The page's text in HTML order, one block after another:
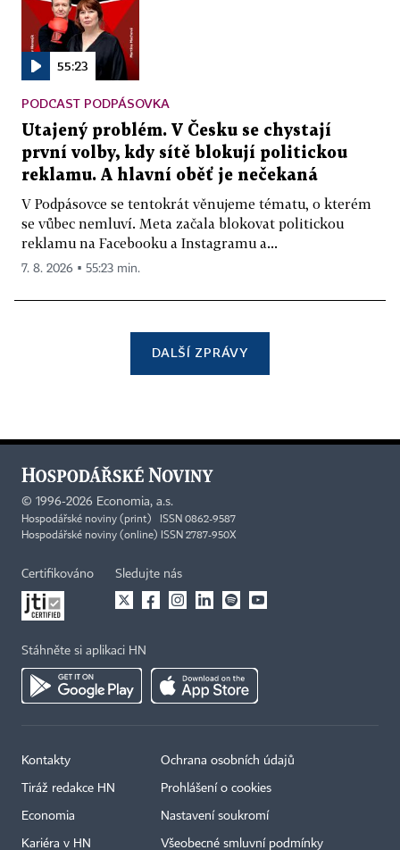
55:23
PODCAST PODPÁSOVKA
Utajený problém. V Česku se chystají
první volby, kdy sítě blokují politickou
reklamu. A hlavní oběť je nečekaná
V Podpásovce se tentokrát věnujeme tématu, o kterém
se vůbec nemluví. Meta začala blokovat politickou
reklamu na Facebooku a Instagramu a...
7. 8. 2026 ▪ 55:23 min.
DALŠÍ ZPRÁVY
© 1996-2026 Economia, a.s.
Hospodářské noviny (print) ISSN 0862-9587
Hospodářské noviny (online) ISSN 2787-950X
Certifikováno Sledujte nás
Stáhněte si aplikaci HN
Kontakty
Tiráž redakce HN
Economia
Kariéra v HN
Ochrana osobních údajů
Prohlášení o cookies
Nastavení soukromí
Všeobecné smluvní podmínky